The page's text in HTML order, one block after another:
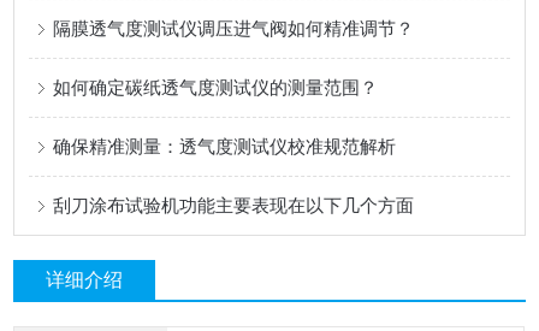
隔膜透气度测试仪调压进气阀如何精准调节？
如何确定碳纸透气度测试仪的测量范围？
确保精准测量：透气度测试仪校准规范解析
刮刀涂布试验机功能主要表现在以下几个方面
详细介绍